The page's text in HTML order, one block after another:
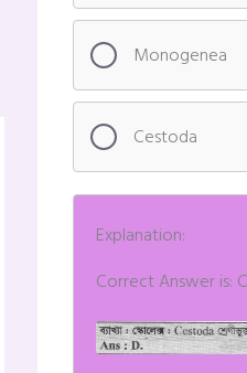
Monogenea
Cestoda
Explanation:
Correct Answer is: